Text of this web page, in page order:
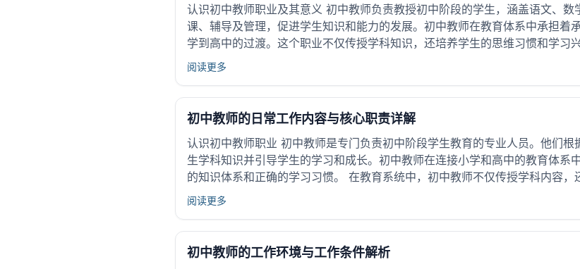
认识初中教师职业及其意义 初中教师负责教授初中阶段的学生，涵盖语文、
课、辅导及管理，促进学生知识和能力的发展。初中教师在教育体系中承担着
学到高中的过渡。这个职业不仅传授学科知识，还培养学生的思维习惯和学习
阅读更多
初中教师的日常工作内容与核心职责详解
认识初中教师职业 初中教师是专门负责初中阶段学生教育的专业人员。他们
生学科知识并引导学生的学习和成长。初中教师在连接小学和高中的教育体系
的知识体系和正确的学习习惯。 在教育系统中，初中教师不仅传授学科内容，
阅读更多
初中教师的工作环境与工作条件解析